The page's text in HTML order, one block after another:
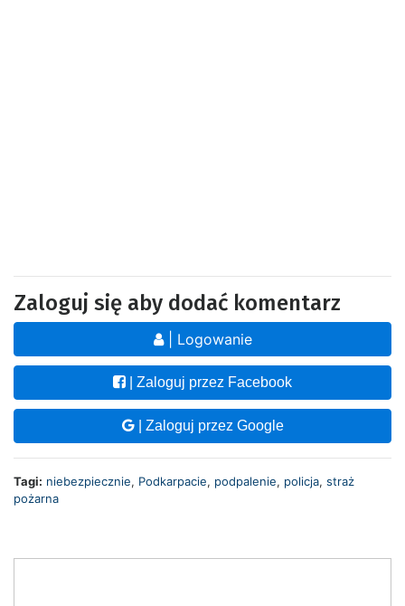
Zaloguj się aby dodać komentarz
| Logowanie
| Zaloguj przez Facebook
| Zaloguj przez Google
Tagi: niebezpiecznie, Podkarpacie, podpalenie, policja, straż
pożarna